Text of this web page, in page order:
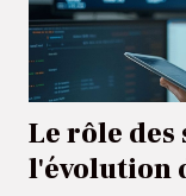
Le rôle
l'évolution